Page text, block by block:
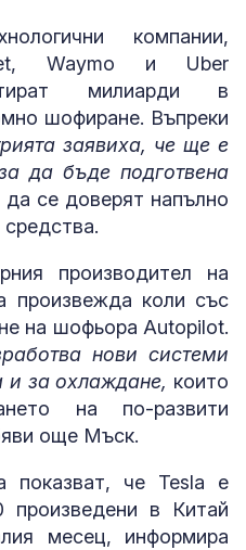
компании,
Waymo и Uber
милиарди в
шофиране. Въпреки
заявиха, че ще е
да бъде подготвена
да се доверят напълно
производител на
произвежда коли със
на шофьора Autopilot.
нови системи
и за охлаждане, които
на по-развити
още Мъск.
показват, че Tesla е
произведени в Китай
месец, информира